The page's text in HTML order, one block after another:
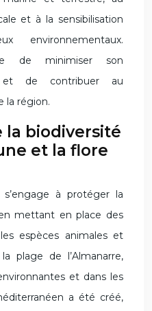
et à la sensibilisation
environnementaux.
de minimiser son
et de contribuer au
la région.
la biodiversité
et la flore
s’engage à protéger la
mettant en place des
espèces animales et
plage de l’Almanarre,
et dans les
a été créé,